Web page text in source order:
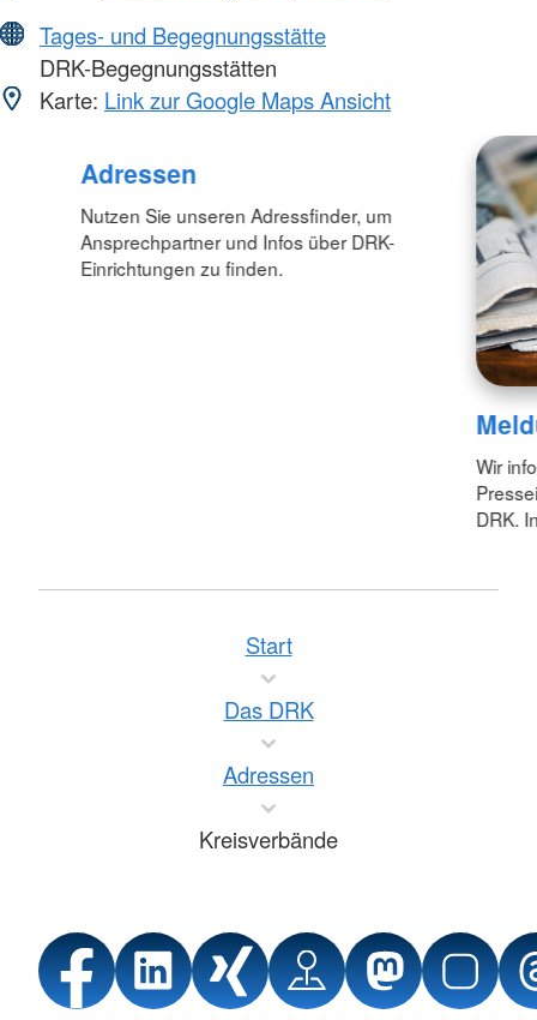
Tages- und Begegnungsstätte
DRK-Begegnungsstätten
Karte: Link zur Google Maps Ansicht
Adressen
Nutzen Sie unseren Adressfinder, um
Ansprechpartner und Infos über DRK-
Einrichtungen zu finden.
Wir
DRK.
Start
Das DRK
Adressen
Kreisverbände